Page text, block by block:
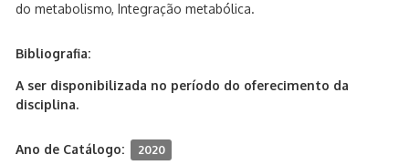
do metabolismo, Integração metabólica.
Bibliografia:
A ser disponibilizada no período do oferecimento da
disciplina.
Ano de Catálogo: 2020